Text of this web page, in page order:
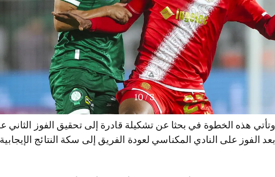
3
/
10
وتأتي هذه الخطوة في بحثا عن تشكيلة قادرة إلى تحقيق الفوز الثاني
بعد الفوز على النادي المكناسي لعودة الفريق إلى سكة النتائج